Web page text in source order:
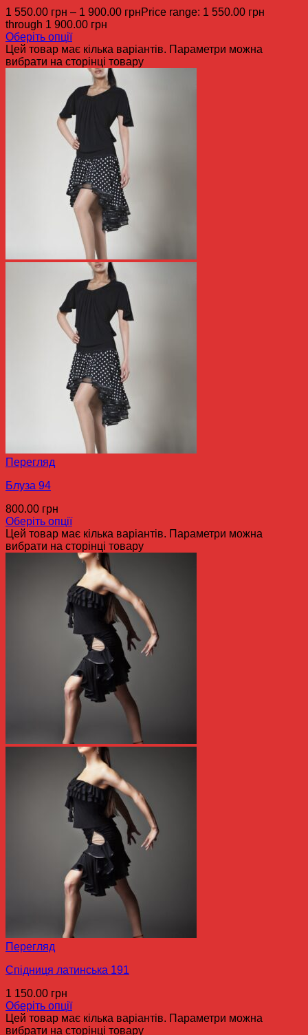
1 550.00 грн – 1 900.00 грнPrice range: 1 550.00 грн
through 1 900.00 грн
Оберіть опції
Цей товар має кілька варіантів. Параметри можна
вибрати на сторінці товару
Перегляд
Блуза 94
800.00 грн
Оберіть опції
Цей товар має кілька варіантів. Параметри можна
вибрати на сторінці товару
Перегляд
Спідниця латинська 191
1 150.00 грн
Оберіть опції
Цей товар має кілька варіантів. Параметри можна
вибрати на сторінці товару